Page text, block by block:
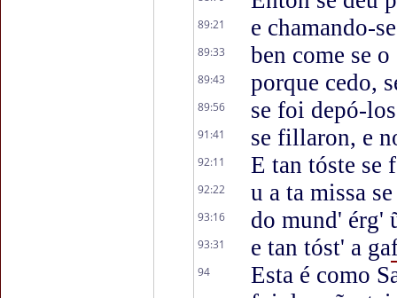
89:21 e chamando-
89:33 ben come se
89:43 porque cedo,
89:56 se foi depó-
91:41 se fillaron, e
92:11 E tan tóste se
92:22 u a ta missa
93:16 do mund' érg'
93:31 e tan tóst' a ga
94
Esta é como